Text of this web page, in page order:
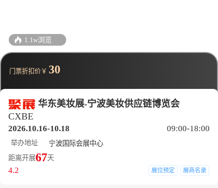
华东美妆展-宁波美妆供应链博览会
CXBE
2026.10.16-10.18 09:00-18:00
举办地址
宁波国际会展中心
距离开展67天
4.2 展位预定 展商名录
1.1w浏览
门票折扣价￥ 30